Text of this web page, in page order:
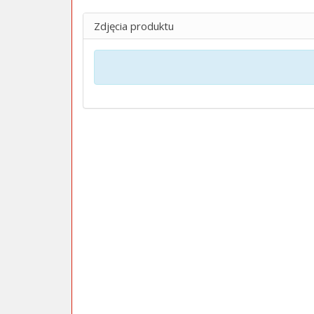
Zdjęcia produktu